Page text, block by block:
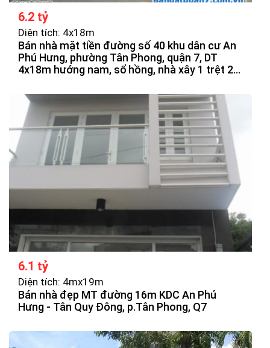
6.2 tỷ
Diện tích: 4x18m
Bán nhà mặt tiền đường số 40 khu dân cư An
Phú Hưng, phường Tân Phong, quận 7, DT
4x18m hướng nam, sổ hồng, nhà xây 1 trệt 2
sông, giá bán 6tỷ2 thương lượng.
6.1 tỷ
Diện tích: 4mx19m
Bán nhà đẹp MT đường 16m KDC An Phú
Hưng - Tân Quy Đông, p.Tân Phong, Q7